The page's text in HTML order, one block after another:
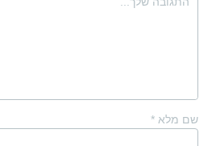
שם מלא *